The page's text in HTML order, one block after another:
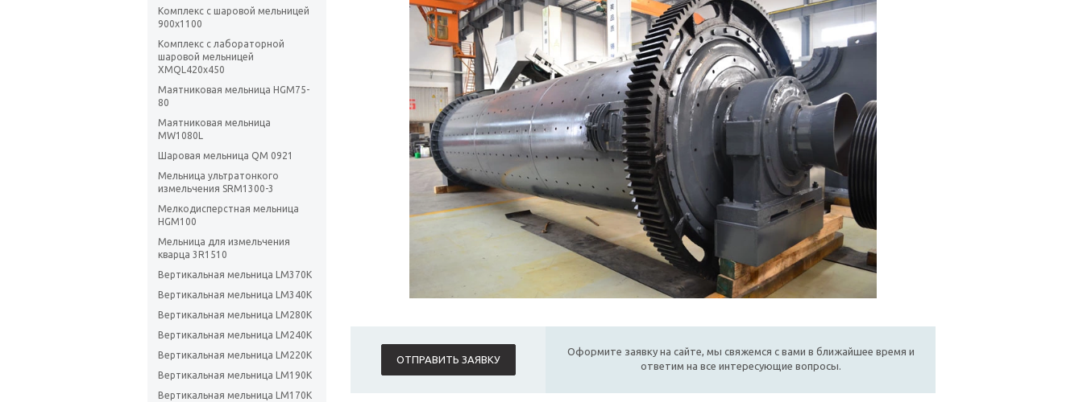
Комплекс с шаровой мельницей
900х1100
Комплекс с лабораторной
шаровой мельницей
XMQL420x450
Маятниковая мельница HGM75-
80
Маятниковая мельница
MW1080L
Шаровая мельница QM 0921
Мельница ультратонкого
измельчения SRM1300-3
Мелкодисперстная мельница
HGM100
Мельница для измельчения
кварца 3R1510
Вертикальная мельница LM370K
Вертикальная мельница LM340K
Вертикальная мельница LM280K
Вертикальная мельница LM240K
Вертикальная мельница LM220K
Вертикальная мельница LM190K
Вертикальная мельница LM170K
ОТПРАВИТЬ ЗАЯВКУ
Оформите заявку на сайте, мы свяжемся с вами в ближайшее время и
ответим на все интересующие вопросы.